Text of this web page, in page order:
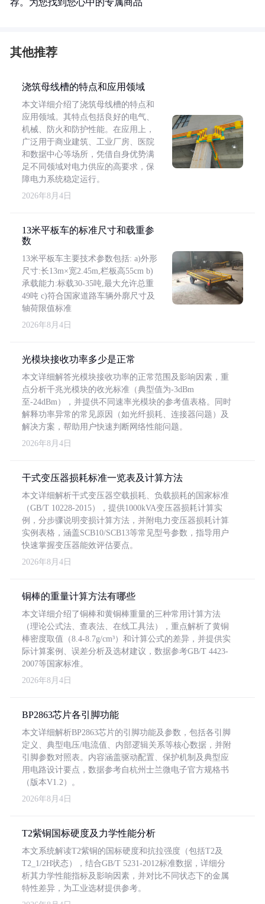
荐。为您找到您心中的专属商品
其他推荐
浇筑母线槽的特点和应用领域
本文详细介绍了浇筑母线槽的特点和
应用领域。其特点包括良好的电气、
机械、防火和防护性能。在应用上，
广泛用于商业建筑、工业厂房、医院
和数据中心等场所，凭借自身优势满
足不同领域对电力供应的高要求，保
障电力系统稳定运行。
2026年8月4日
13米平板车的标准尺寸和载重参
数
13米平板车主要技术参数包括: a)外形
尺寸:长13m×宽2.45m,栏板高55cm b)
承载能力:标载30-35吨,最大允许总重
49吨 c)符合国家道路车辆外廓尺寸及
轴荷限值标准
2026年8月4日
光模块接收功率多少是正常
本文详细解答光模块接收功率的正常范围及影响因素，重
点分析千兆光模块的收光标准（典型值为-3dBm
至-24dBm），并提供不同速率光模块的参考值表格。同时
解释功率异常的常见原因（如光纤损耗、连接器问题）及
解决方案，帮助用户快速判断网络性能问题。
2026年8月4日
干式变压器损耗标准一览表及计算方法
本文详细解析干式变压器空载损耗、负载损耗的国家标准
（GB/T 10228-2015），提供1000kVA变压器损耗计算实
例，分步骤说明变损计算方法，并附电力变压器损耗计算
实例表格，涵盖SCB10/SCB13等常见型号参数，指导用户
快速掌握变压器能效评估要点。
2026年8月4日
铜棒的重量计算方法有哪些
本文详细介绍了铜棒和黄铜棒重量的三种常用计算方法
（理论公式法、查表法、在线工具法），重点解析了黄铜
棒密度取值（8.4-8.7g/cm³）和计算公式的差异，并提供实
际计算案例、误差分析及选材建议，数据参考GB/T 4423-
2007等国家标准。
2026年8月4日
BP2863芯片各引脚功能
本文详细解析BP2863芯片的引脚功能及参数，包括各引脚
定义、典型电压/电流值、内部逻辑关系等核心数据，并附
引脚参数对照表。内容涵盖驱动配置、保护机制及典型应
用电路设计要点，数据参考自杭州士兰微电子官方规格书
（版本V1.2）。
2026年8月4日
T2紫铜国标硬度及力学性能分析
本文系统解读T2紫铜的国标硬度和抗拉强度（包括T2及
T2_1/2H状态），结合GB/T 5231-2012标准数据，详细分
析其力学性能指标及影响因素，并对比不同状态下的金属
特性差异，为工业选材提供参考。